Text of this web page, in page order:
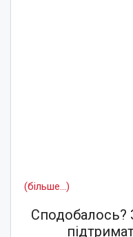
(більше…)
Сподобалось?